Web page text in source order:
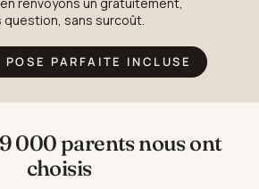
question, sans surcoût.
POSE PARFAITE INCLUSE
000 parents nous ont
choisis